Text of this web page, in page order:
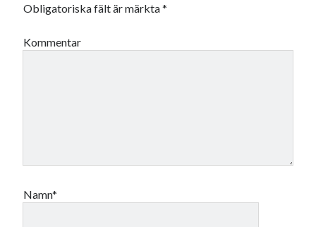
Obligatoriska fält är märkta*
Kommentar
Namn*